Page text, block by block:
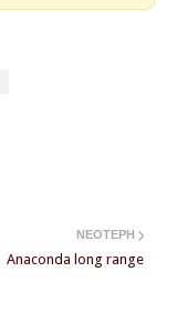
ΝΕΌΤΕΡΗ
Anaconda long range